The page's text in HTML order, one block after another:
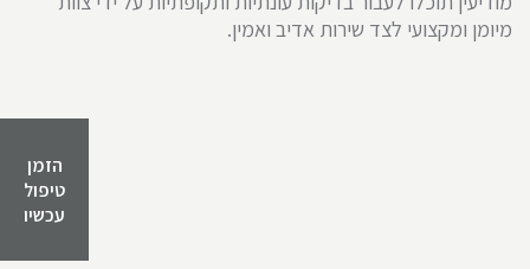
מיומן ומקצועי לצד שירות אדיב ואמין.
הזמן
טיפול
עכשיו